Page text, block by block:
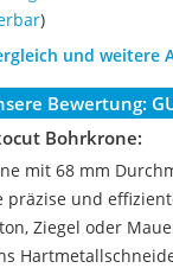
)
und weitere
Bewertung:
Bohrkrone:
mit 68 mm
präzise und
Ziegel oder